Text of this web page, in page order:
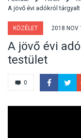
A jövő évi adókról
KÖZÉLET 2018 NOV
A jövő évi
testület
0